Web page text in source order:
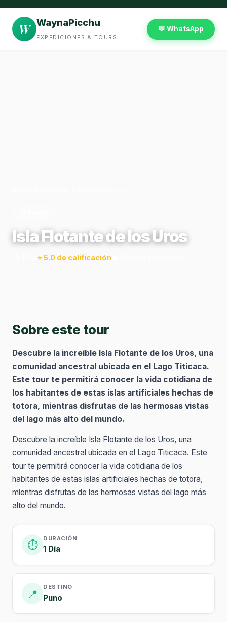
W WaynaPicchu
EXPEDICIONES & TOURS
💬 WhatsApp
Isla Flotante de los Uros
⭐ 5.0 de calificación
Sobre este tour
Descubre la increíble Isla Flotante de los Uros, una
comunidad ancestral ubicada en el Lago Titicaca.
Este tour te permitirá conocer la vida cotidiana de
los habitantes de estas islas artificiales hechas de
totora, mientras disfrutas de las hermosas vistas
del lago más alto del mundo.
Descubre la increíble Isla Flotante de los Uros, una
comunidad ancestral ubicada en el Lago Titicaca. Este
tour te permitirá conocer la vida cotidiana de los
habitantes de estas islas artificiales hechas de totora,
mientras disfrutas de las hermosas vistas del lago más
alto del mundo.
⏱️
DURACIÓN
1 Día
📍
DESTINO
Puno